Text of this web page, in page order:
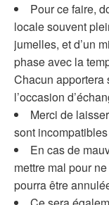
Pour ce faire,
locale souvent
jumelles, et d’un
phase avec la
Chacun apportera
l’occasion
Merci de
sont
En cas de
mettre mal pour
pourra être